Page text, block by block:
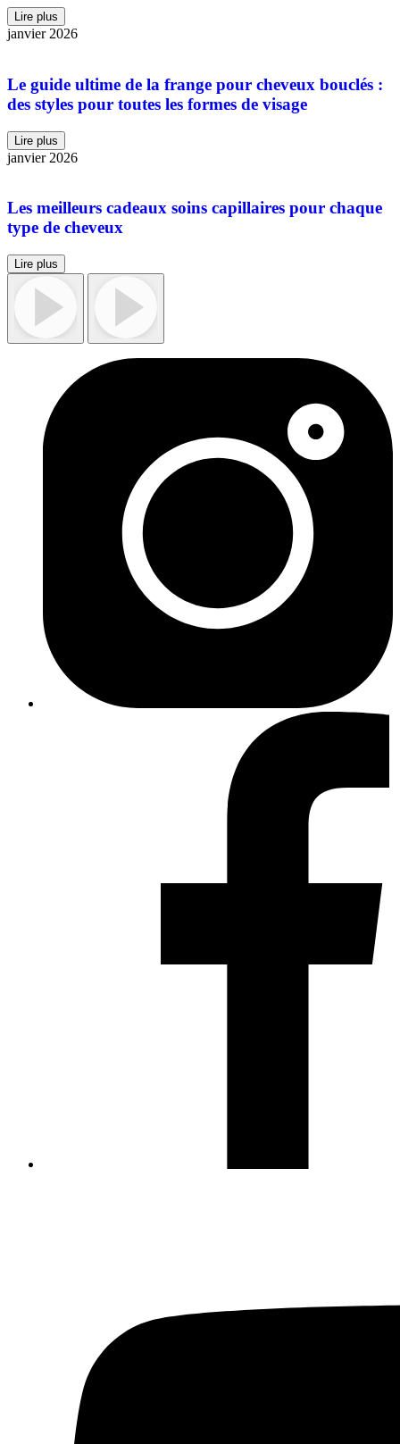
Lire plus
janvier 2026
Le guide ultime de la frange pour cheveux bouclés :
des styles pour toutes les formes de visage
Lire plus
janvier 2026
Les meilleurs cadeaux soins capillaires pour chaque
type de cheveux
Lire plus